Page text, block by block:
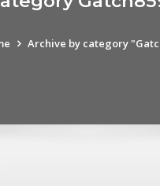
Archive by category